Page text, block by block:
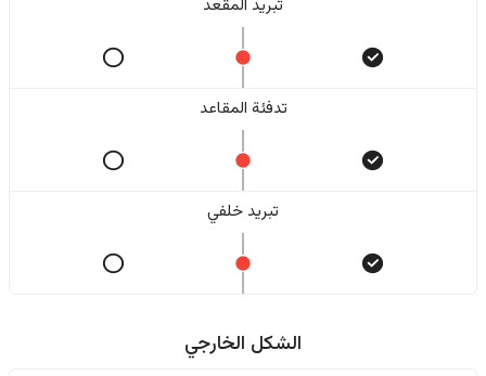
تبريد المقعد
تدفئة المقاعد
تبريد خلفي
الشكل الخارجي